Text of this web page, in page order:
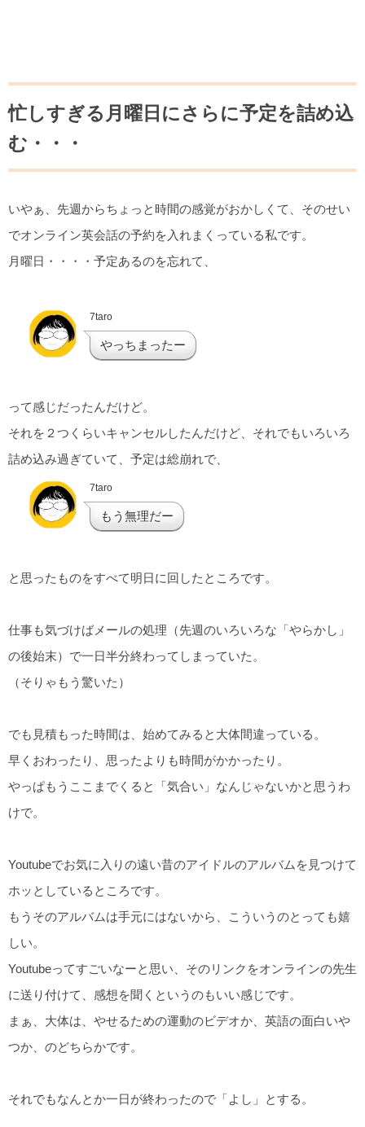
忙しすぎる月曜日にさらに予定を詰め込
む・・・
いやぁ、先週からちょっと時間の感覚がおかしくて、そのせい
でオンライン英会話の予約を入れまくっている私です。
月曜日・・・・予定あるのを忘れて、
7taro
やっちまったー
って感じだったんだけど。
それを２つくらいキャンセルしたんだけど、それでもいろいろ
詰め込み過ぎていて、予定は総崩れで、
7taro
もう無理だー
と思ったものをすべて明日に回したところです。
仕事も気づけばメールの処理（先週のいろいろな「やらかし」
の後始末）で一日半分終わってしまっていた。
（そりゃもう驚いた）
でも見積もった時間は、始めてみると大体間違っている。
早くおわったり、思ったよりも時間がかかったり。
やっぱもうここまでくると「気合い」なんじゃないかと思うわ
けで。
Youtubeでお気に入りの遠い昔のアイドルのアルバムを見つけて
ホッとしているところです。
もうそのアルバムは手元にはないから、こういうのとっても嬉
しい。
Youtubeってすごいなーと思い、そのリンクをオンラインの先生
に送り付けて、感想を聞くというのもいい感じです。
まぁ、大体は、やせるための運動のビデオか、英語の面白いや
つか、のどちらかです。
それでもなんとか一日が終わったので「よし」とする。